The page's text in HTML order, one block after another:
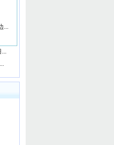
...
...